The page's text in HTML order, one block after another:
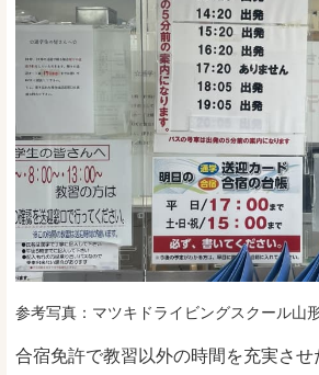
参考写真：マツキドライビングスクール山
合宿免許で教習以外の時間を充実さ